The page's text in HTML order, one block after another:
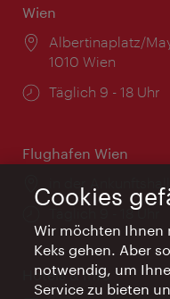
Wien
Ort:
Albertinaplatz/
1010 Wien
Öffnungszeiten:
Täglich 9 - 18 Uhr
Flughafen Wien
Öffnungszeiten:
Täglich 9 - 18 Uhr
Hotels & Info
Cookies
Wir möchten
Keks gehen. Aber
notwendig, um
Service zu bieten